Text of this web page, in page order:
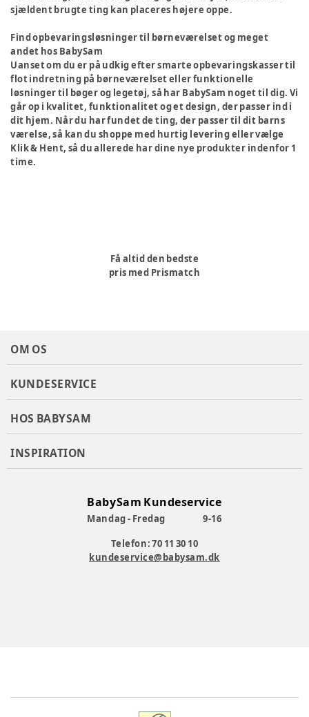
sjældent brugte ting kan placeres højere oppe.
Find opbevaringsløsninger til børneværelset og meget
andet hos BabySam
Uanset om du er på udkig efter smarte opbevaringskasser til
flot indretning på børneværelset eller funktionelle
løsninger til bøger og legetøj, så har BabySam noget til dig. Vi
går op i kvalitet, funktionalitet og et design, der passer ind i
dit hjem. Når du har fundet de ting, der passer til dit barns
værelse, så kan du shoppe med hurtig levering eller vælge
Klik & Hent, så du allerede har dine nye produkter indenfor 1
time.
Få altid den bedste
pris med Prismatch
OM OS
KUNDESERVICE
HOS BABYSAM
INSPIRATION
BabySam Kundeservice
Mandag - Fredag
9-16
Telefon: 70 11 30 10
kundeservice@babysam.dk